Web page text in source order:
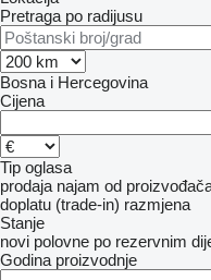
Pretraga po radijusu
Bosna i Hercegovina
Cijena
Tip oglasa
prodaja najam od
doplatu (trade-in) razmjena
Stanje
novi polovne po rezervnim
Godina proizvodnje